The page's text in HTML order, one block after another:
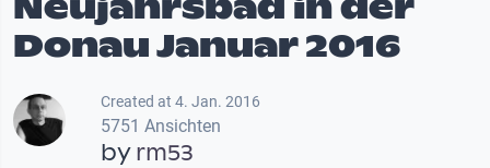
Donau Januar 2016
Created at 4. Jan. 2016
5751 Ansichten
byrm53